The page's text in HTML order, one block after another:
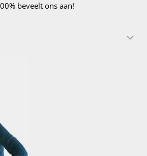
beveelt ons aan!